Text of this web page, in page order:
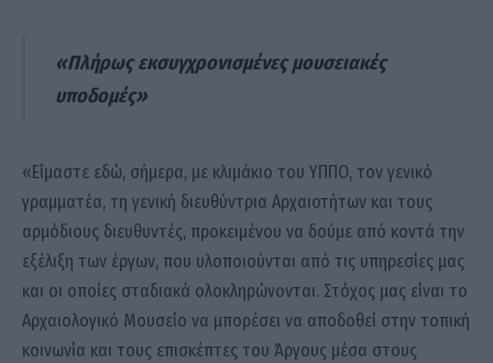
«Πλήρως εκσυγχρονισμένες μουσειακές
υποδομές»
«Είμαστε εδώ, σήμερα, με κλιμάκιο του ΥΠΠΟ, τον γενικό
γραμματέα, τη γενική διευθύντρια Αρχαιοτήτων και τους
αρμόδιους διευθυντές, προκειμένου να δούμε από κοντά την
εξέλιξη των έργων, που υλοποιούνται από τις υπηρεσίες μας
και οι οποίες σταδιακά ολοκληρώνονται. Στόχος μας είναι το
Αρχαιολογικό Μουσείο να μπορέσει να αποδοθεί στην τοπική
κοινωνία και τους επισκέπτες του Άργους μέσα στους